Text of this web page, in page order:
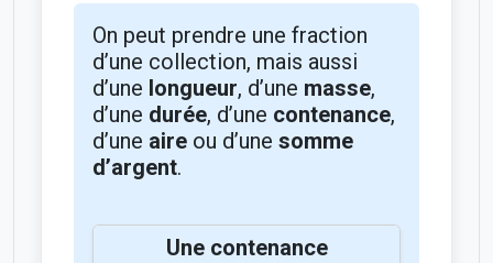
On peut prendre une fraction
d’une collection, mais aussi
d’une longueur, d’une masse,
d’une durée, d’une contenance,
d’une aireou d’une somme
d’argent.
Une contenance